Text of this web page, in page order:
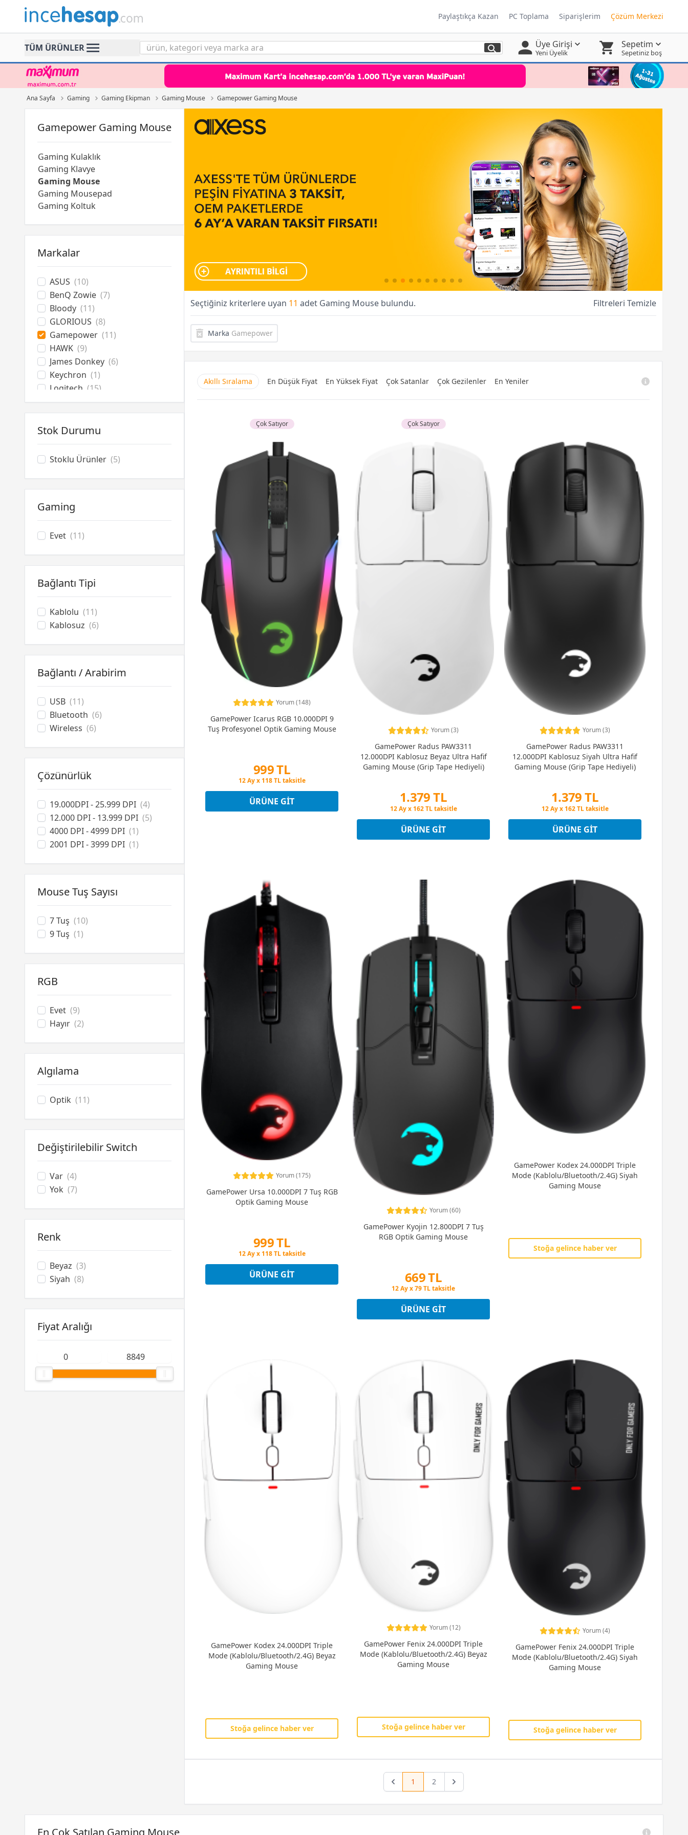
Incehesap Paylaştıkça Kazan PC Toplama Siparişlerim Çözüm Merkezi
TÜM ÜRÜNLER Üye Girişi
Yeni Üyelik
Sepetim
Sepetiniz boş
Ana Sayfa Gaming Gaming Ekipman Gaming Mouse Gamepower Gaming Mouse
Gamepower Gaming Mouse
Gaming Kulaklık
Gaming Klavye
Gaming Mouse
Gaming Mousepad
Gaming Koltuk
Markalar
ASUS (10)
BenQ Zowie (7)
Bloody (11)
GLORIOUS (8)
Gamepower (11)
HAWK (9)
James Donkey (6)
Keychron (1)
Logitech (15)
MSI (11)
MageGee (1)
Rampage (3)
Rapoo (3)
Razer
(20)
Wraith (46)
Stok Durumu
Stoklu Ürünler (5)
Gaming
Evet (11)
Bağlantı Tipi
Kablolu (11)
Kablosuz (6)
Bağlantı / Arabirim
USB (11)
Bluetooth (6)
Wireless (6)
Çözünürlük
19.000DPI - 25.999 DPI (4)
12.000 DPI - 13.999 DPI (5)
4000 DPI - 4999 DPI (1)
2001 DPI - 3999 DPI (1)
Mouse Tuş Sayısı
7 Tuş (10)
9 Tuş (1)
RGB
Evet (9)
Hayır (2)
Algılama
Optik (11)
Değiştirilebilir Switch
Var (4)
Yok (7)
Renk
Beyaz (3)
Siyah (8)
Fiyat Aralığı
Seçtiğiniz kriterlere uyan 11 adet Gaming Mouse bulundu. Filtreleri Temizle
Marka Gamepower
Akıllı Sıralama En Düşük Fiyat En Yüksek Fiyat Çok Satanlar Çok Gezilenler En Yeniler
Çok Satıyor
Yorum (148)
GamePower Icarus RGB 10.000DPI 9
Tuş Profesyonel Optik Gaming Mouse
999 TL
Peşin Fiyatına 3 Taksit
Peşin Fiyatına 3 Taksit
ÜRÜNE GIT
Çok Satıyor
Yorum (3)
GamePower Radus PAW3311
12.000DPI Kablosuz Beyaz Ultra Hafif
Gaming Mouse (Grip Tape Hediyeli)
1.379 TL
Peşin Fiyatına 3 Taksit
Peşin Fiyatına 3 Taksit
ÜRÜNE GIT
Yorum (3)
GamePower Radus PAW3311
12.000DPI Kablosuz Siyah Ultra Hafif
Gaming Mouse (Grip Tape Hediyeli)
1.379 TL
Peşin Fiyatına 3 Taksit
Peşin Fiyatına 3 Taksit
ÜRÜNE GIT
Yorum (175)
GamePower Ursa 10.000DPI 7 Tuş RGB
Optik Gaming Mouse
999 TL
Peşin Fiyatına 3 Taksit
Peşin Fiyatına 3 Taksit
ÜRÜNE GIT
Yorum (60)
GamePower Kyojin 12.800DPI 7 Tuş
RGB Optik Gaming Mouse
669 TL
Peşin Fiyatına 3 Taksit
Peşin Fiyatına 3 Taksit
ÜRÜNE GIT
GamePower Kodex 24.000DPI Triple
Mode (Kablolu/Bluetooth/2.4G) Siyah
Gaming Mouse
Stoğa gelince haber ver
GamePower Kodex 24.000DPI Triple
Mode (Kablolu/Bluetooth/2.4G) Beyaz
Gaming Mouse
Stoğa gelince haber ver
Yorum (12)
GamePower Fenix 24.000DPI Triple
Mode (Kablolu/Bluetooth/2.4G) Beyaz
Gaming Mouse
Stoğa gelince haber ver
Yorum (4)
GamePower Fenix 24.000DPI Triple
Mode (Kablolu/Bluetooth/2.4G) Siyah
Gaming Mouse
Stoğa gelince haber ver
Previous1 2 Next
En Çok Satılan Gaming Mouse